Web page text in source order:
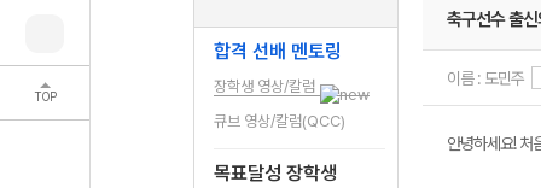
TOP
합격 선배 멘토링
장학생 영상/칼럼
큐브 영상/칼럼(QCC)
목표달성 장학생
축구선수 출
이름 : 도민주
안녕하세요! 처